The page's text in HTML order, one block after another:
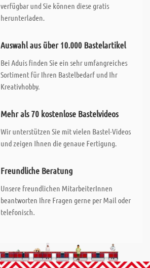
verfügbar und Sie können diese gratis
herunterladen.
Auswahl aus über 10.000 Bastelartikel
Bei Aduis finden Sie ein sehr umfangreiches
Sortiment für Ihren Bastelbedarf und Ihr
Kreativhobby.
Mehr als 70 kostenlose Bastelvideos
Wir unterstützen Sie mit vielen Bastel-Videos
und zeigen Ihnen die genaue Fertigung.
Freundliche Beratung
Unsere freundlichen MitarbeiterInnen
beantworten Ihre Fragen gerne per Mail oder
telefonisch.